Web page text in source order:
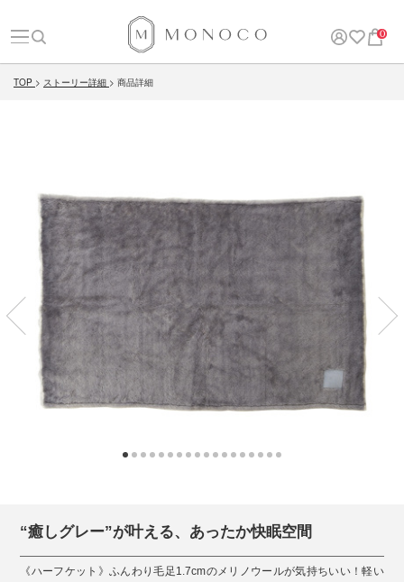
0
TOP ストーリー詳細 商品詳細
“癒しグレー”が叶える、あったか快眠空間
《ハーフケット》ふんわり毛足1.7cmのメリノウールが気持ちいい！軽い